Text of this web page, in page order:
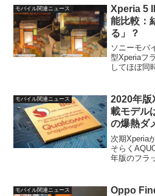
の国・地域
モバイル関連ニュース
Xperia 5
能比較：
る」？
ソニーモバ
型Xperiaフ
してほぼ同
のペアです
モバイル関連ニュース
2020年版
載モデル
の爆熱ダ
次期Xperia
そらく
年版のフラ
マ...
モバイル関連ニュース
Oppo